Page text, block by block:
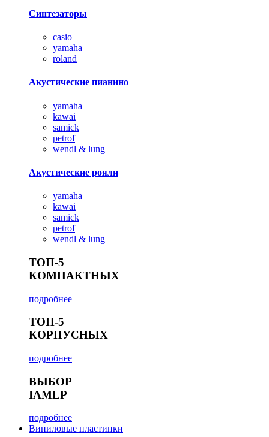
Синтезаторы
casio
yamaha
roland
Акустические пианино
yamaha
kawai
samick
petrof
wendl & lung
Акустические рояли
yamaha
kawai
samick
petrof
wendl & lung
ТОП-5
КОМПАКТНЫХ
подробнее
ТОП-5
КОРПУСНЫХ
подробнее
ВЫБОР
IAMLP
подробнее
Виниловые пластинки